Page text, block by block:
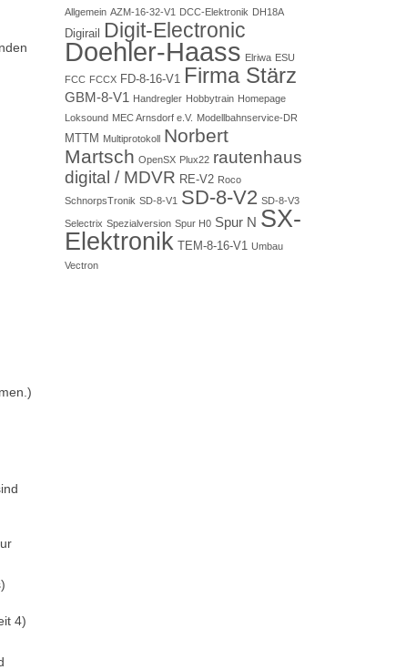
4)
Allgemein AZM-16-32-V1 DCC-Elektronik DH18A
Digirail Digit-Electronic
Doehler-Haass Elriwa ESU
FCC FCCX FD-8-16-V1 Firma Stärz
GBM-8-V1 Handregler Hobbytrain Homepage
Loksound MEC Arnsdorf e.V. Modellbahnservice-DR
MTTM Multiprotokoll Norbert
Martsch OpenSX Plux22 rautenhaus
digital / MDVR RE-V2 Roco
SchnorpsTronik SD-8-V1 SD-8-V2 SD-8-V3
Selectrix Spezialversion Spur H0 Spur N SX-
Elektronik TEM-8-16-V1 Umbau
Vectron